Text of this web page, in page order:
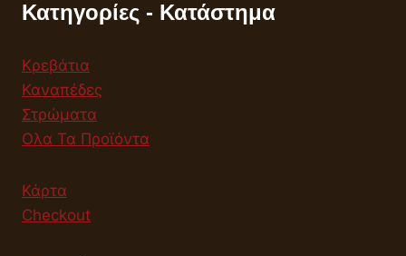
Κατηγορίες - Κατάστημα
Κρεβάτια
Καναπέδες
Στρώματα
Ολα Τα Προϊόντα
Κάρτα
Checkout